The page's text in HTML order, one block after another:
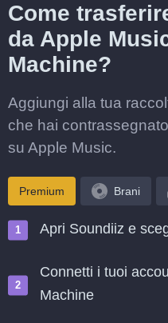
Come
da Apple
Machine?
Aggiungi alla tua
che hai
su Apple Music.
Premium Brani
Apri Soundiiz e
Connetti i tuoi
Machine